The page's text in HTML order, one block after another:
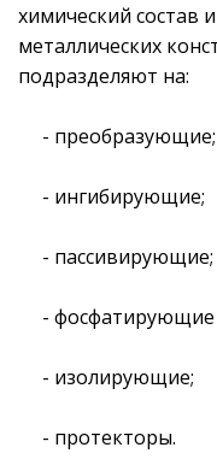
химический состав
металлических
подразделяют на:
- преобразующие;
- ингибирующие;
- пассивирующие;
-
- изолирующие;
- протекторы.